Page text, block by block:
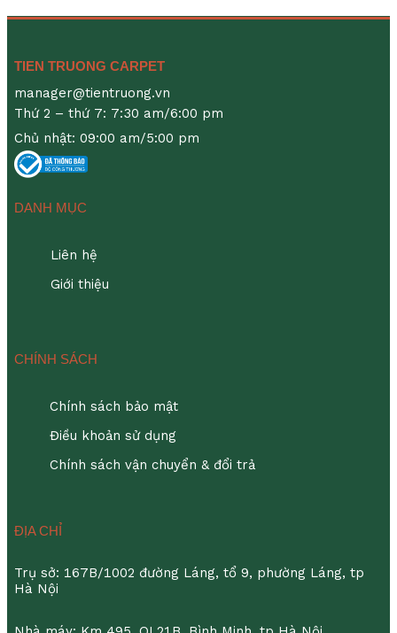
TIEN TRUONG CARPET
manager@tientruong.vn
Thứ 2 – thứ 7: 7:30 am/6:00 pm
Chủ nhật: 09:00 am/5:00 pm
DANH MỤC
Liên hệ
Giới thiệu
CHÍNH SÁCH
Chính sách bảo mật
Điều khoản sử dụng
Chính sách vận chuyển & đổi trả
ĐỊA CHỈ
Trụ sở: 167B/1002 đường Láng, tổ 9, phường Láng, tp
Hà Nội